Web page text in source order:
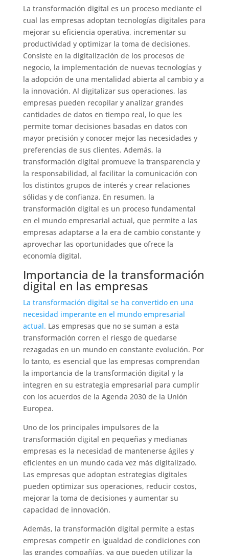
La transformación digital es un proceso mediante el
cual las empresas adoptan tecnologías digitales para
mejorar su eficiencia operativa, incrementar su
productividad y optimizar la toma de decisiones.
Consiste en la digitalización de los procesos de
negocio, la implementación de nuevas tecnologías y
la adopción de una mentalidad abierta al cambio y a
la innovación. Al digitalizar sus operaciones, las
empresas pueden recopilar y analizar grandes
cantidades de datos en tiempo real, lo que les
permite tomar decisiones basadas en datos con
mayor precisión y conocer mejor las necesidades y
preferencias de sus clientes. Además, la
transformación digital promueve la transparencia y
la responsabilidad, al facilitar la comunicación con
los distintos grupos de interés y crear relaciones
sólidas y de confianza. En resumen, la
transformación digital es un proceso fundamental
en el mundo empresarial actual, que permite a las
empresas adaptarse a la era de cambio constante y
aprovechar las oportunidades que ofrece la
economía digital.
Importancia de la transformación
digital en las empresas
La transformación digital se ha convertido en una
necesidad imperante en el mundo empresarial
actual. Las empresas que no se suman a esta
transformación corren el riesgo de quedarse
rezagadas en un mundo en constante evolución. Por
lo tanto, es esencial que las empresas comprendan
la importancia de la transformación digital y la
integren en su estrategia empresarial para cumplir
con los acuerdos de la Agenda 2030 de la Unión
Europea.
Uno de los principales impulsores de la
transformación digital en pequeñas y medianas
empresas es la necesidad de mantenerse ágiles y
eficientes en un mundo cada vez más digitalizado.
Las empresas que adoptan estrategias digitales
pueden optimizar sus operaciones, reducir costos,
mejorar la toma de decisiones y aumentar su
capacidad de innovación.
Además, la transformación digital permite a estas
empresas competir en igualdad de condiciones con
las grandes compañías, ya que pueden utilizar la